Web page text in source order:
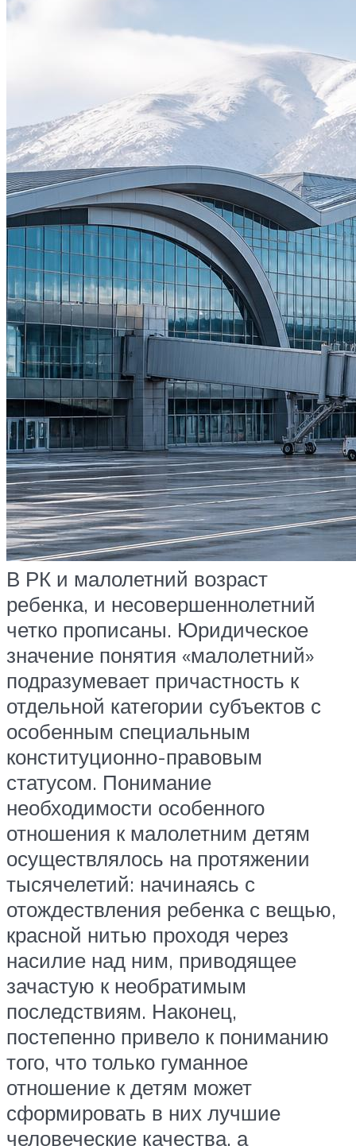
В РК и малолетний возраст
ребенка, и несовершеннолетний
четко прописаны. Юридическое
значение понятия «малолетний»
подразумевает причастность к
отдельной категории субъектов с
особенным специальным
конституционно-правовым
статусом. Понимание
необходимости особенного
отношения к малолетним детям
осуществлялось на протяжении
тысячелетий: начинаясь с
отождествления ребенка с вещью,
красной нитью проходя через
насилие над ним, приводящее
зачастую к необратимым
последствиям. Наконец,
постепенно привело к пониманию
того, что только гуманное
отношение к детям может
сформировать в них лучшие
человеческие качества, а